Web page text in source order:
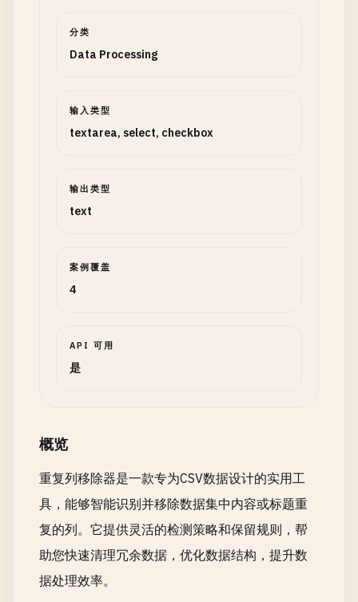
分类
Data Processing
输入类型
textarea, select, checkbox
输出类型
text
案例覆盖
4
API 可用
是
概览
重复列移除器是一款专为CSV数据设计的实用工
具，能够智能识别并移除数据集中内容或标题重
复的列。它提供灵活的检测策略和保留规则，帮
助您快速清理冗余数据，优化数据结构，提升数
据处理效率。